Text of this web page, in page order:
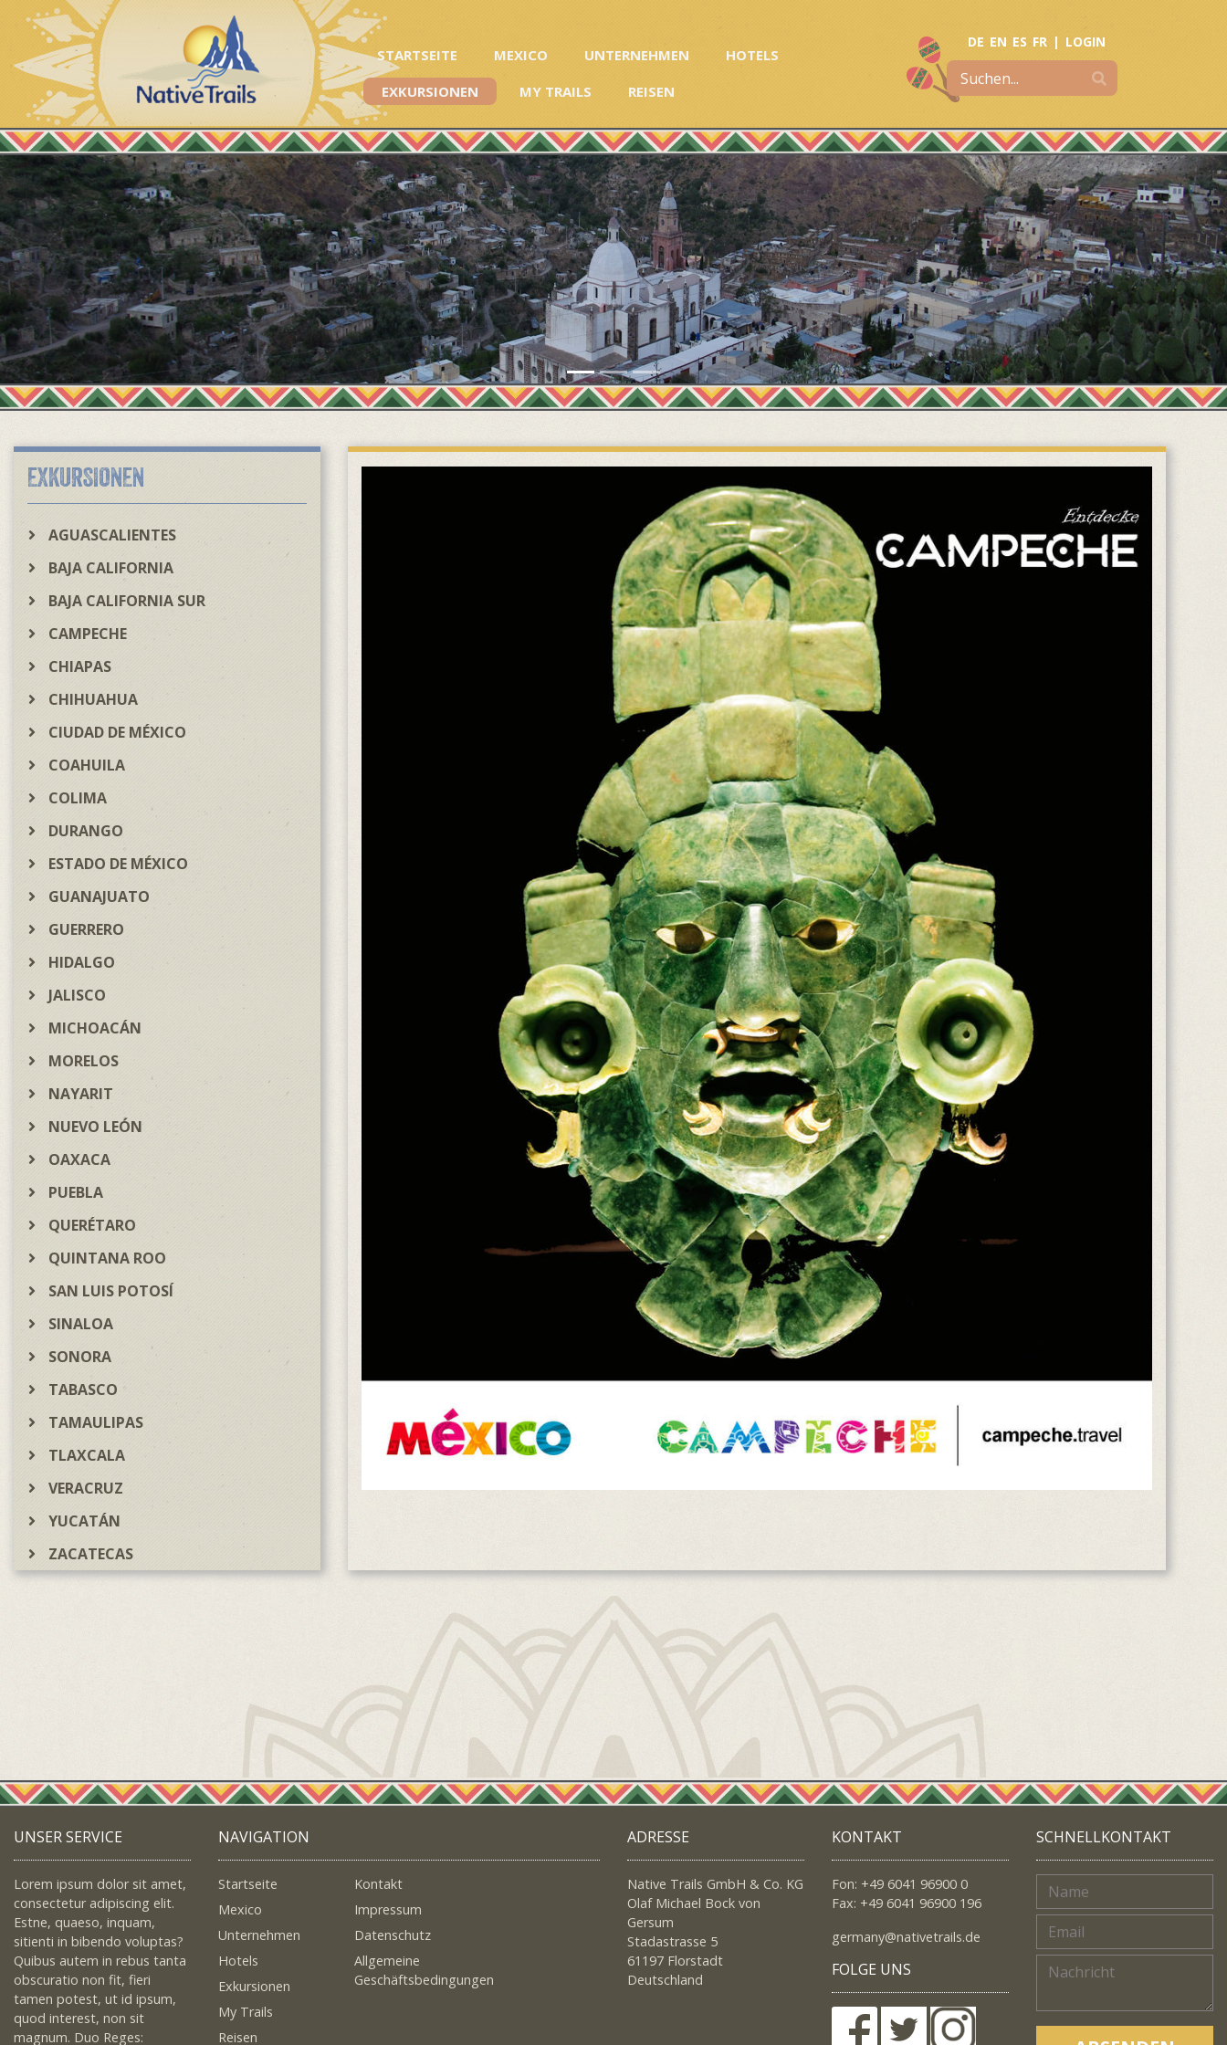
STARTSEITE MEXICO UNTERNEHMEN
HOTELS
EXKURSIONEN
MY TRAILS REISEN
DE EN ES FR | LOGIN
EXKURSIONEN
AGUASCALIENTES
BAJA CALIFORNIA
BAJA CALIFORNIA SUR
CAMPECHE
CHIAPAS
CHIHUAHUA
CIUDAD DE MÉXICO
COAHUILA
COLIMA
DURANGO
ESTADO DE MÉXICO
GUANAJUATO
GUERRERO
HIDALGO
JALISCO
MICHOACÁN
MORELOS
NAYARIT
NUEVO LEÓN
OAXACA
PUEBLA
QUERÉTARO
QUINTANA ROO
SAN LUIS POTOSÍ
SINALOA
SONORA
TABASCO
TAMAULIPAS
TLAXCALA
VERACRUZ
YUCATÁN
ZACATECAS
UNSER SERVICE
Lorem ipsum dolor sit amet,
consectetur adipiscing elit.
Estne, quaeso, inquam,
sitienti in bibendo voluptas?
Quibus autem in rebus tanta
obscuratio non fit, fieri
tamen potest, ut id ipsum,
quod interest, non sit
magnum. Duo Reges:
NAVIGATION
Startseite
Mexico
Unternehmen
Hotels
Exkursionen
My Trails
Reisen
Kontakt
Impressum
Datenschutz
Allgemeine
Geschäftsbedingungen
ADRESSE
Native Trails GmbH & Co. KG
Olaf Michael Bock von
Gersum
Stadastrasse 5
61197 Florstadt
Deutschland
KONTAKT
Fon: +49 6041 96900 0
Fax: +49 6041 96900 196
germany@nativetrails.de
FOLGE UNS
SCHNELLKONTAKT